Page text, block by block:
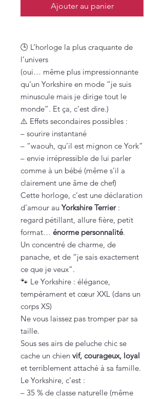
Ajouter au panier
🕒 L’horloge la plus craquante de
l’univers
(oui… même plus impressionnante
qu’un Yorkshire en mode “je suis
minuscule mais je dirige tout le
monde”. Et ça, c’est dire.)
⚠️ Effets secondaires possibles :
– sourire instantané
– “waouh, qu’il est mignon ce York”
– envie irrépressible de lui parler
comme à un bébé (même s’il a
clairement une âme de chef)
Cette horloge, c’est une déclaration
d’amour au Yorkshire Terrier:
regard pétillant, allure fière, petit
format… énorme personnalité.
Un concentré de charme, de
panache, et de “je sais exactement
ce que je veux”.
🐾 Le Yorkshire : élégance,
tempérament et cœur XXL (dans un
corps XS)
Ne vous laissez pas tromper par sa
taille.
Sous ses airs de peluche chic se
cache un chien vif, courageux, loyal
et terriblement attaché à sa famille.
Le Yorkshire, c’est :
– 35 % de classe naturelle (même